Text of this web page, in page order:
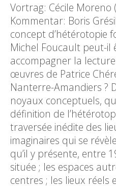
Vortrag: Cécile Moreno
Kommentar: Boris
concept d’hétérotopie
Michel Foucault peut-
accompagner la
œuvres de Patrice
Nanterre-Amandiers ?
noyaux conceptuels,
définition de
traversée inédite des
imaginaires qui se
qu’il y présente, entre
située ; les espaces
centres ; les lieux réels